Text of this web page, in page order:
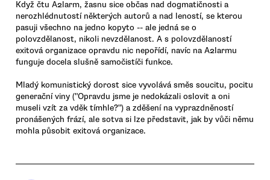
Když čtu A2larm, žasnu sice občas nad dogmatičnosti a
nerozhlédnutostí některých autorů a nad leností, se kterou
pasuji všechno na jedno kopyto -- ale jedná se o
polovzdělanost, nikoli nevzdělanost. A s polovzdělaností
exitová organizace opravdu nic nepořídí, navíc na A2larmu
funguje docela slušně samočistíči funkce.
Mladý komunistický dorost sice vyvolává směs soucitu, pocitu
generační viny ("Opravdu jsme je nedokázali oslovit a oni
museli vzít za vděk tímhle?") a zděšení na vyprazdněností
pronášených frází, ale sotva si lze představit, jak by vůči němu
mohla působit exitová organizace.